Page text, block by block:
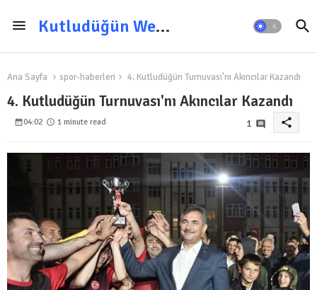
Kutludüğün Web Sitesi
Ana Sayfa spor-haberleri 4. Kutludüğün Turnuvası'nı Akıncılar Kazandı
4. Kutludüğün Turnuvası'nı Akıncılar Kazandı
04:02 1 minute read 1 share